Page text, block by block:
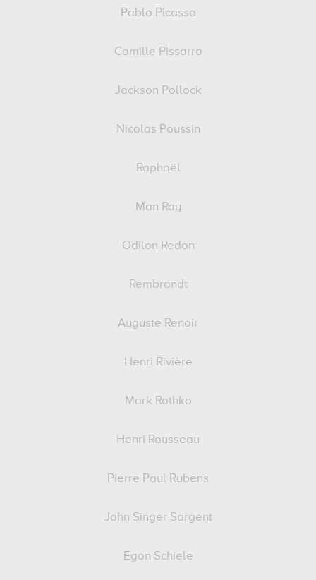
Pablo Picasso
Camille Pissarro
Jackson Pollock
Nicolas Poussin
Raphaël
Man Ray
Odilon Redon
Rembrandt
Auguste Renoir
Henri Rivière
Mark Rothko
Henri Rousseau
Pierre Paul Rubens
John Singer Sargent
Egon Schiele